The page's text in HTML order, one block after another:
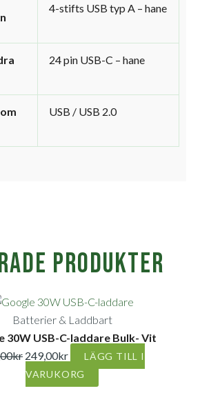
4-stifts USB typ A – hane
24 pin USB-C – hane
USB / USB 2.0
produkter
Batterier & Laddbart
30W USB-C-laddare Bulk- Vit
kr
Det
ursprungliga
priset
var:
349,00kr.
249,00kr
Det
nuvarande
priset
är:
249,00kr.
LÄGG TILL I
VARUKORG